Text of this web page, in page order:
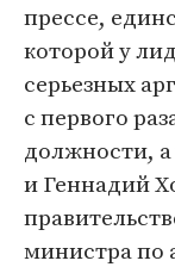
прессе,
которой у
серьезных
с первого
должности,
и Геннадий
министра по